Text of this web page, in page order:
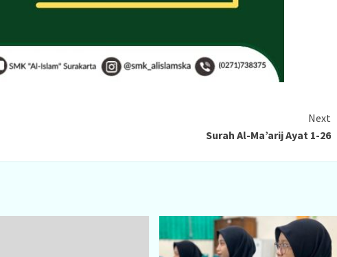
Next
Surah Al-Ma’arij Ayat 1-26